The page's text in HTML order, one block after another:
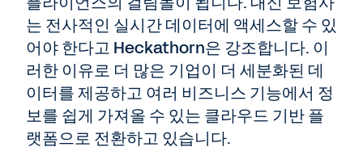
는 전사적인 실시간 데이터에 액세스할 수 있
어야 한다고 Heckathorn은 강조합니다. 이
러한 이유로 더 많은 기업이 더 세분화된 데
이터를 제공하고 여러 비즈니스 기능에서 정
보를 쉽게 가져올 수 있는 클라우드 기반 플
랫폼으로 전환하고 있습니다.